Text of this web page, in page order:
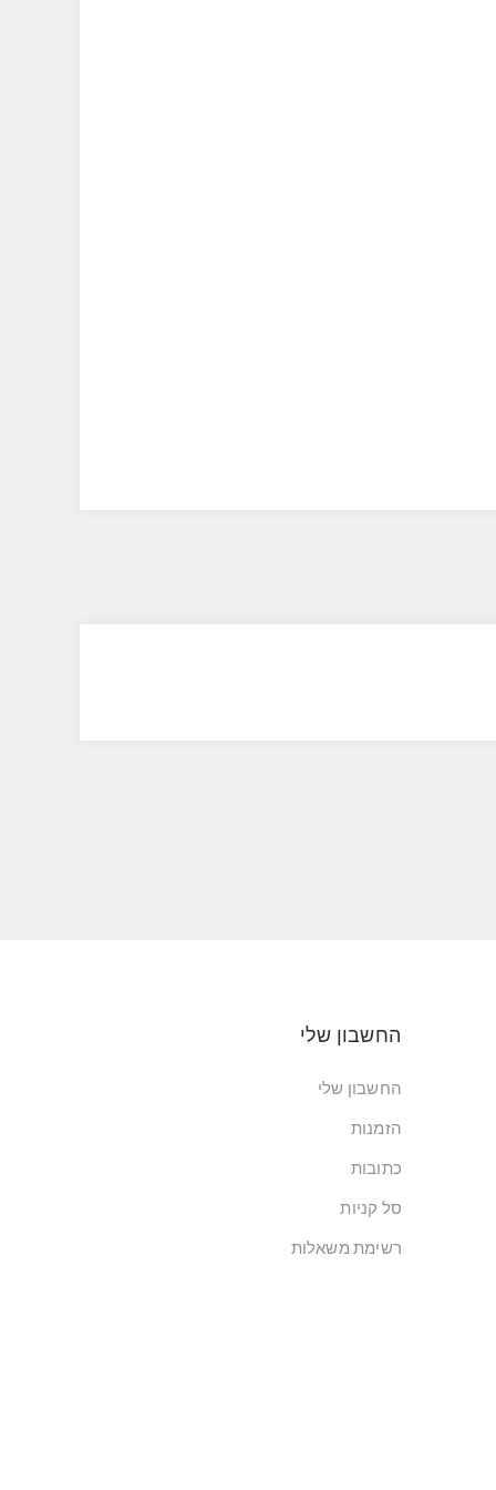
החשבון שלי
החשבון שלי
הזמנות
כתובות
סל קניות
רשימת משאלות